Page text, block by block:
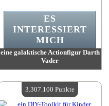
eine galaktische Actionfigur Darth
Vader
Verfügbare Menge:4
ES
INTERESSIERT
MICH
3.307.100 Punkte